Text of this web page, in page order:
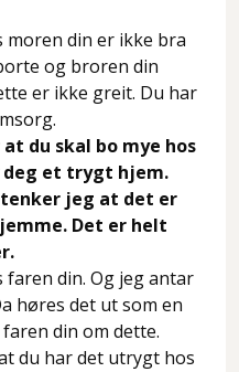
moren din er ikke bra
og broren din
er ikke greit. Du har
du skal bo mye hos
deg et trygt hjem.
jeg at det er
Det er helt
din. Og jeg antar
høres det ut som en
din om dette.
du har det utrygt hos